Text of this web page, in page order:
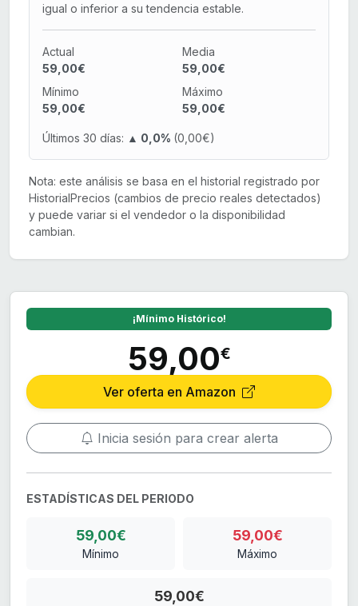
igual o inferior a su tendencia estable.
Actual
59,00€
Media
59,00€
Mínimo
59,00€
Máximo
59,00€
Últimos 30 días: ▲ 0,0% (0,00€)
Nota: este análisis se basa en el historial registrado por
HistorialPrecios (cambios de precio reales detectados)
y puede variar si el vendedor o la disponibilidad
cambian.
¡Mínimo Histórico!
59,00€
Ver oferta en Amazon
Inicia sesión para crear alerta
ESTADÍSTICAS DEL PERIODO
59,00€
Mínimo
59,00€
Máximo
59,00€